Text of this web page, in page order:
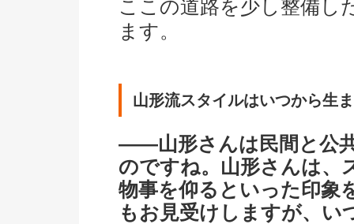
ここの道路を少し整備し
ます。
山形流スタイルはいつから生
――山形さんは民間と公
のですね。山形さんは、
物事を仰るといった印象
もお見受けしますが、い